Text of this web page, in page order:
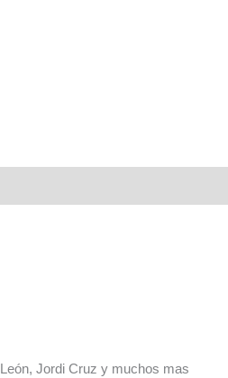
Jordi Cruz y muchos mas